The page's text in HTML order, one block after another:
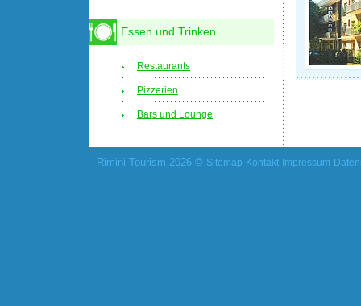
Essen und Trinken
Restaurants
Pizzerien
Bars und Lounge
Rimini Tourism 2026 © Sitemap Kontakt Impressum